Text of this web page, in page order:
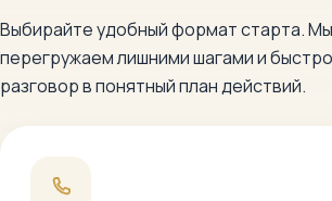
Выбирайте удобный формат старта.
перегружаем лишними шагами и
разговор в понятный план действий.